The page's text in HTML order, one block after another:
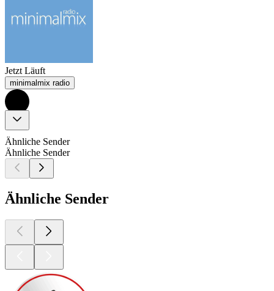
Jetzt Läuft
minimalmix radio
Ähnliche Sender
Ähnliche Sender
Ähnliche Sender